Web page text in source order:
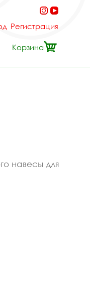
Регистрация
Корзина
навесы для